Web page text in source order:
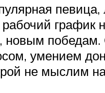
график
победам.
умением
не мыслим